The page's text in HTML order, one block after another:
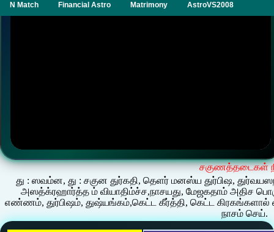
N Match Financial Astro Matrimony AstroVS2008
சகுணத்தடைகள்
து : ஸவம்ன, து : சகுன துர்கதி, தெளர் மனஸ்ய துர்பிஷ,
அஸத்க்ரஹார்த்த ம் வியாதிம்ச்ச,நாசயது, மேஜகதாம் அதிச
எண்ணம், துர்பிஷம், துஷ்யங்கம்,கெட்ட கீர்த்தி, கெட்ட கிரகங்களால்
நாசம் செய்.